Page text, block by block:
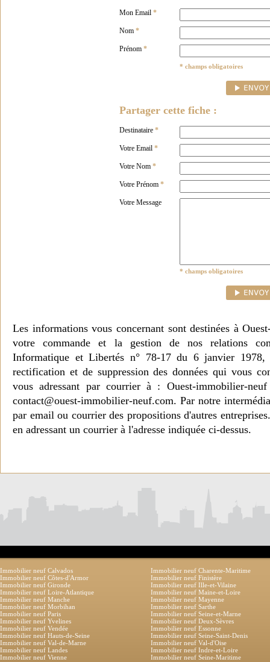
Mon Email *
Nom *
Prénom *
* champs obligatoires
Partager cette fiche :
Destinataire *
Votre Email *
Votre Nom *
Votre Prénom *
Votre Message
* champs obligatoires
Les informations vous concernant sont destinées à
votre commande et la gestion de nos relations
Informatique et Libertés n° 78-17 du 6 janvier 1978,
rectification et de suppression des données qui vous
vous adressant par courrier à : Ouest-immobilier-
contact@ouest-immobilier-neuf.com. Par notre
par email ou courrier des propositions d'autres
en adressant un courrier à l'adresse indiquée ci-dessus.
Immobilier neuf Calvados
Immobilier neuf Charente-Maritime
Immobilier neuf Côtes-d'Armor
Immobilier neuf Finistère
Immobilier neuf Gironde
Immobilier neuf Ille-et-Vilaine
Immobilier neuf Loire-Atlantique
Immobilier neuf Maine-et-Loire
Immobilier neuf Manche
Immobilier neuf Mayenne
Immobilier neuf Morbihan
Immobilier neuf Sarthe
Immobilier neuf Paris
Immobilier neuf Seine-et-Marne
Immobilier neuf Yvelines
Immobilier neuf Deux-Sèvres
Immobilier neuf Vendée
Immobilier neuf Essonne
Immobilier neuf Hauts-de-Seine
Immobilier neuf Seine-Saint-Denis
Immobilier neuf Val-de-Marne
Immobilier neuf Val-d'Oise
Immobilier neuf Landes
Immobilier neuf Indre-et-Loire
Immobilier neuf Vienne
Immobilier neuf Seine-Maritime